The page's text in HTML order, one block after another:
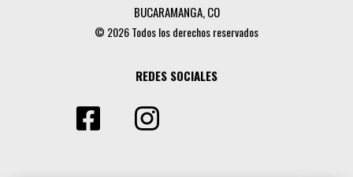
BUCARAMANGA, CO
© 2026 Todos los derechos reservados
REDES SOCIALES